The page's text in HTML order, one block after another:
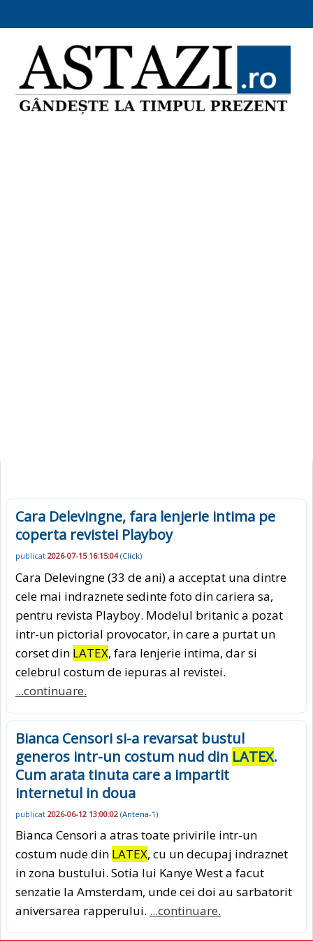
Cara Delevingne, fara lenjerie intima pe
coperta revistei Playboy
publicat 2026-07-15 16:15:04(Click)
Cara Delevingne (33 de ani) a acceptat una dintre
cele mai indraznete sedinte foto din cariera sa,
pentru revista Playboy. Modelul britanic a pozat
intr-un pictorial provocator, in care a purtat un
corset din LATEX, fara lenjerie intima, dar si
celebrul costum de iepuras al revistei.
...continuare.
Bianca Censori si-a revarsat bustul
generos intr-un costum nud din LATEX.
Cum arata tinuta care a impartit
internetul in doua
publicat 2026-06-12 13:00:02 (Antena-1)
Bianca Censori a atras toate privirile intr-un
costum nude din LATEX, cu un decupaj indraznet
in zona bustului. Sotia lui Kanye West a facut
senzatie la Amsterdam, unde cei doi au sarbatorit
aniversarea rapperului. ...continuare.